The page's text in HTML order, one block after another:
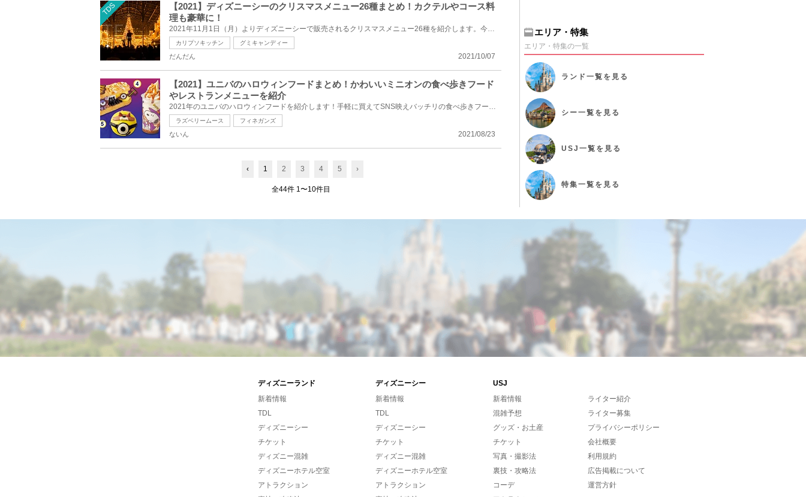
TDS
【2021】ディズニーシーのクリスマスメニュー26種まとめ！カクテルやコース料
理も豪華に！
2021年11月1日（月）よりディズニーシーで販売されるクリスマスメニュー26種を紹介します。今年の冬は、...
カリプソキッチン グミキャンディー
2021/10/07
だんだん
【2021】ユニバのハロウィンフードまとめ！かわいいミニオンの食べ歩きフード
やレストランメニューを紹介
2021年のユニバのハロウィンフードを紹介します！手軽に買えてSNS映えバッチリの食べ歩きフードやスイー...
ラズベリームース フィネガンズ
2021/08/23
ないん
‹ 1 2 3 4 5 ›
全44件 1〜10件目
エリア・特集
エリア・特集の一覧
ランド 一覧を見る
シー一覧を見る
USJ 一覧を見る
特集一覧を見る
ディズニーランド ディズニーシー
USJ
新着情報
TDL
ディズニーシー
チケット
ディズニー混雑
ディズニーホテル空室
アトラクション
新着情報
TDL
ディズニーシー
チケット
ディズニー混雑
ディズニーホテル空室
アトラクション
新着情報
混雑予想
グッズ・お土産
チケット
写真・撮影法
裏技・攻略法
コーデ
ライター紹介
ライター募集
プライバシーポリシー
会社概要
利用規約
広告掲載について
運営方針